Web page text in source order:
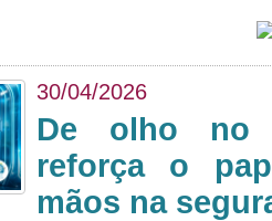
30/04/2026
De olho no
reforça o
mãos na